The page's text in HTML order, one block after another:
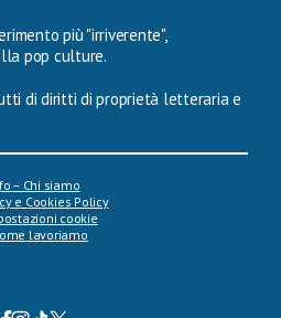
più "irriverente",
pop culture.
di diritti di proprietà letteraria e
– Chi siamo
e Cookies Policy
cookie
lavoriamo